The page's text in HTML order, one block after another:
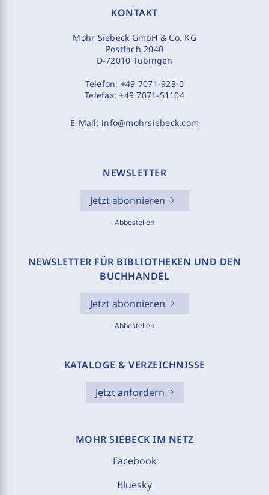
KONTAKT
Mohr Siebeck GmbH & Co. KG
Postfach 2040
D-72010 Tübingen
Telefon: +49 7071-923-0
Telefax:+49 7071-51104
E-Mail: info@mohrsiebeck.com
NEWSLETTER
Jetzt abonnieren
Abbestellen
NEWSLETTER FÜR BIBLIOTHEKEN UND DEN
BUCHHANDEL
Jetzt abonnieren
Abbestellen
KATALOGE & VERZEICHNISSE
Jetzt anfordern
MOHR SIEBECK IM NETZ
Facebook
Bluesky